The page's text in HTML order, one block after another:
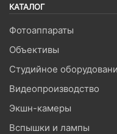
КАТАЛОГ
Фотоаппараты
Объективы
Студийное
Видеопроизводство
Экшн-камеры
Вспышки и лампы